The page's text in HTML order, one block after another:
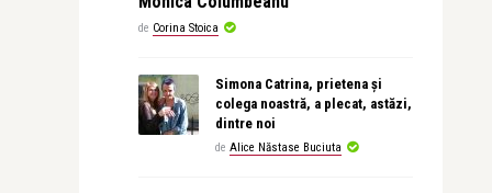
de Corina Stoica
Simona Catrina, prietena și
colega noastră, a plecat, astăzi,
dintre noi
de Alice Năstase Buciuta